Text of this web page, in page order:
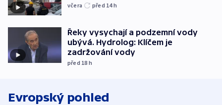
včera před 14h
Řeky vysychají a podzemní vody
ubývá. Hydrolog: Klíčem je
zadržování vody
před 18 h
Evropský pohled